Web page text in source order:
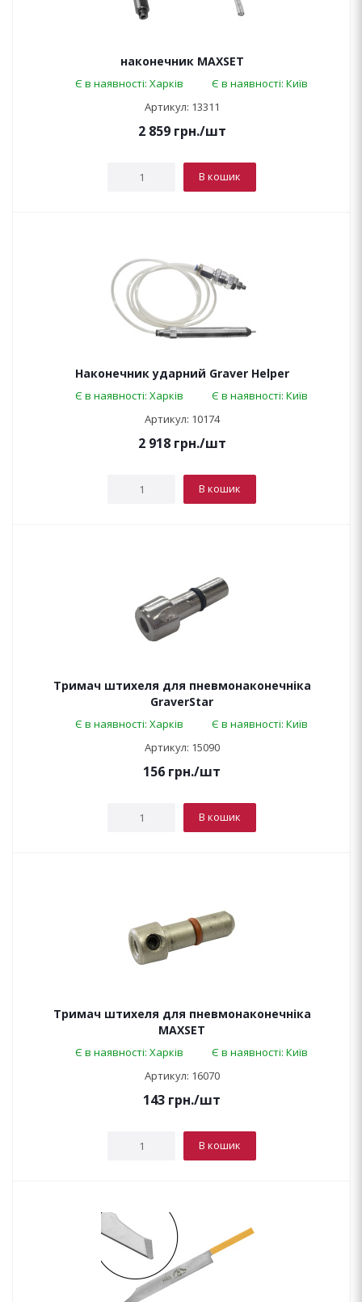
наконечник MAXSET
Є в наявності: Харків
Є в наявності: Київ
Артикул: 13311
2 859грн./шт
В кошик
Наконечник ударний Graver Helper
Є в наявності: Харків
Є в наявності: Київ
Артикул: 10174
2 918грн./шт
В кошик
Тримач штихеля для пневмонаконечніка
GraverStar
Є в наявності: Харків
Є в наявності: Київ
Артикул: 15090
156 грн./шт
В кошик
Тримач штихеля для пневмонаконечніка
MAXSET
Є в наявності: Харків
Є в наявності: Київ
Артикул: 16070
143 грн./шт
В кошик